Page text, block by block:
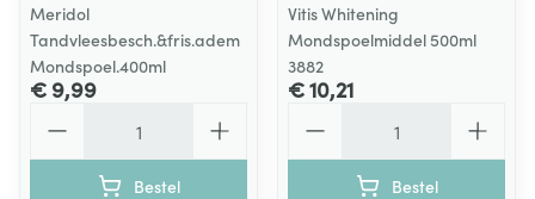
Meridol
Tandvleesbesch.&fris.adem
Mondspoel.400ml
€ 9,99
Bestel
Vitis Whitening
Mondspoelmiddel 500ml
3882
€ 10,21
Bestel